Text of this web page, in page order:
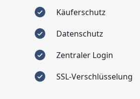
Käuferschutz
Datenschutz
Zentraler Login
SSL-Verschlüsselung